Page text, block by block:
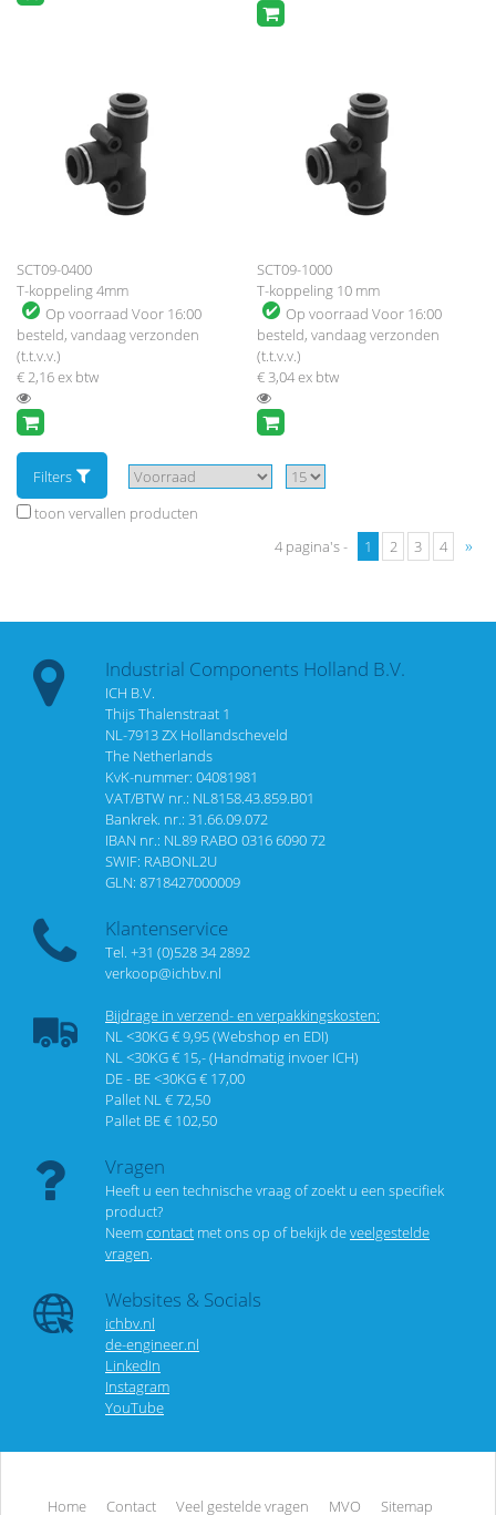
SCT09-0400
T-koppeling 4mm
Op voorraad Voor 16:00
besteld, vandaag verzonden
(t.t.v.v.)
€ 2,16ex btw
SCT09-1000
T-koppeling 10 mm
Op voorraad Voor 16:00
besteld, vandaag verzonden
(t.t.v.v.)
€ 3,04ex btw
Filters
toon vervallen producten
4 pagina's -
1 2 3 4 »
Industrial Components Holland B.V.
ICH B.V.
Thijs Thalenstraat 1
NL-7913 ZX Hollandscheveld
The Netherlands
KvK-nummer: 04081981
VAT/BTW nr.: NL8158.43.859.B01
Bankrek. nr.: 31.66.09.072
IBAN nr.: NL89 RABO 0316 6090 72
SWIF: RABONL2U
GLN: 8718427000009
Klantenservice
Tel. +31 (0)528 34 2892
verkoop@ichbv.nl
Bijdrage in verzend- en verpakkingskosten:
NL <30KG € 9,95 (Webshop en EDI)
NL <30KG € 15,- (Handmatig invoer ICH)
DE - BE <30KG € 17,00
Pallet NL € 72,50
Pallet BE € 102,50
Vragen
Heeft u een technische vraag of zoekt u een specifiek
product?
Neemcontact met ons op of bekijk deveelgestelde
vragen.
Websites & Socials
ichbv.nl
de-engineer.nl
LinkedIn
Instagram
YouTube
Home Contact Veel gestelde vragen MVO Sitemap